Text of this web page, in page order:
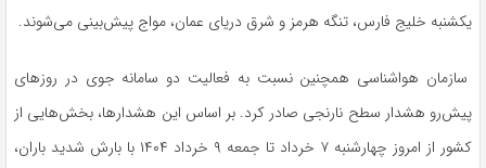
یکشنبه خلیج فارس، تنگه هرمز و شرق دریای عمان، مواج پیش‌بینی می‌شوند.
سازمان هواشناسی همچنین نسبت به فعالیت دو سامانه جوی در روز‌های
پیش‌رو هشدار سطح نارنجی صادر کرد. بر اساس این هشدارها، بخش‌هایی از
کشور از امروز چهارشنبه ۷ خرداد تا جمعه ۹ خرداد ۱۴۰۴ با بارش شدید باران،